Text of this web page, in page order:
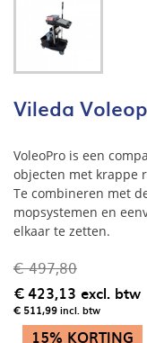
Vileda
VoleoPro is een
objecten met krappe
Te combineren met
mopsystemen en
elkaar te zetten.
€ 497,80
€ 423,13 excl. btw
€ 511,99incl. btw
15% KORTING